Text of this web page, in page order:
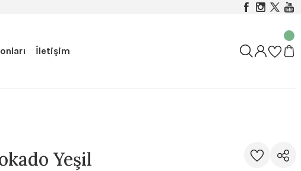
İletişim
Yeşil